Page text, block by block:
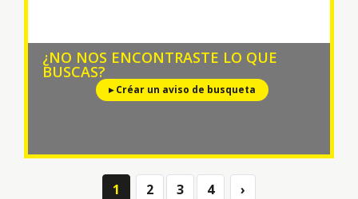
¿NO NOS ENCONTRASTE LO QUE
BUSCAS?
▸ Créar un aviso de busqueta
1 2 3 4 ›